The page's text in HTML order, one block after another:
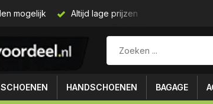
mogelijk Altijd lage prijzen
SCHOENEN HANDSCHOENEN BAGAGE